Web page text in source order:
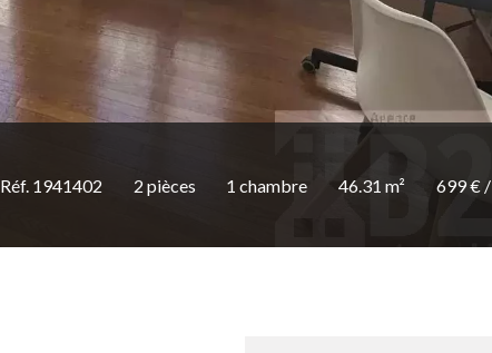
Réf. 1941402 2 pièces 1 chambre 46.31 m² 699 €